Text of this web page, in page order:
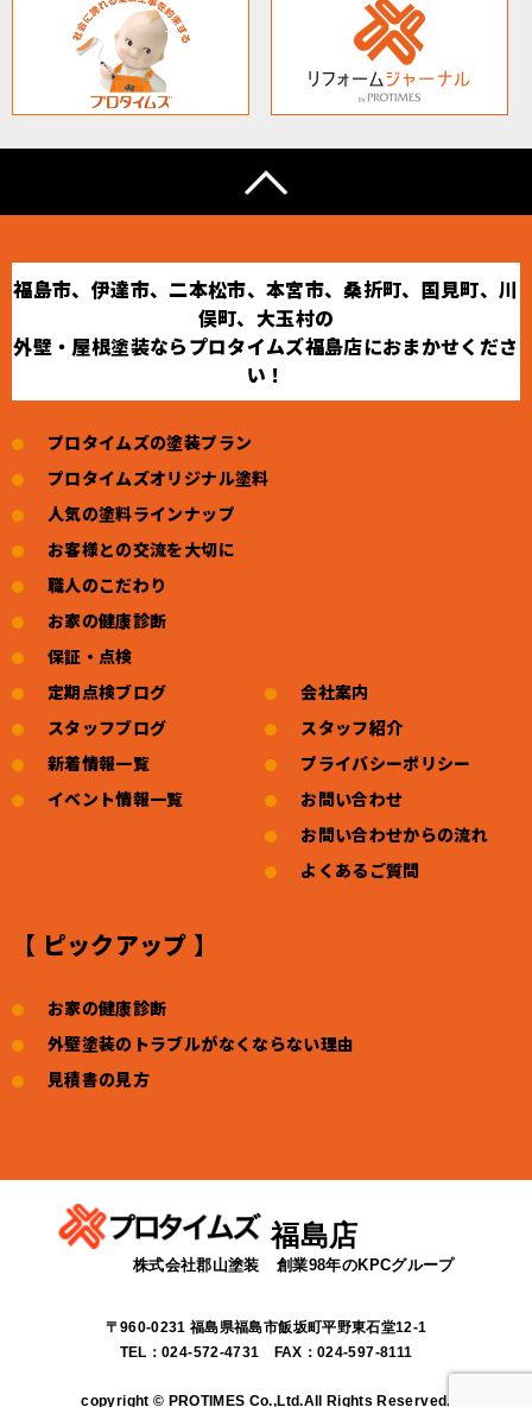
福島市、伊達市、二本松市、本宮市、桑折町、国見町、川
俣町、大玉村の
外壁・屋根塗装ならプロタイムズ福島店におまかせくださ
い！
プロタイムズの塗装プラン
プロタイムズオリジナル塗料
人気の塗料ラインナップ
お客様との交流を大切に
職人のこだわり
お家の健康診断
保証・点検
定期点検ブログ
スタッフブログ
新着情報一覧
イベント情報一覧
会社案内
スタッフ紹介
プライバシーポリシー
お問い合わせ
お問い合わせからの流れ
よくあるご質問
【 ピックアップ 】
お家の健康診断
外壁塗装のトラブルがなくならない理由
見積書の見方
福島店
株式会社郡山塗装 創業98年のKPCグループ
〒960-0231 福島県福島市飯坂町平野東石堂12-1
TEL：024-572-4731 FAX：024-597-8111
copyright © PROTIMES Co.,Ltd.All Rights Reserved.